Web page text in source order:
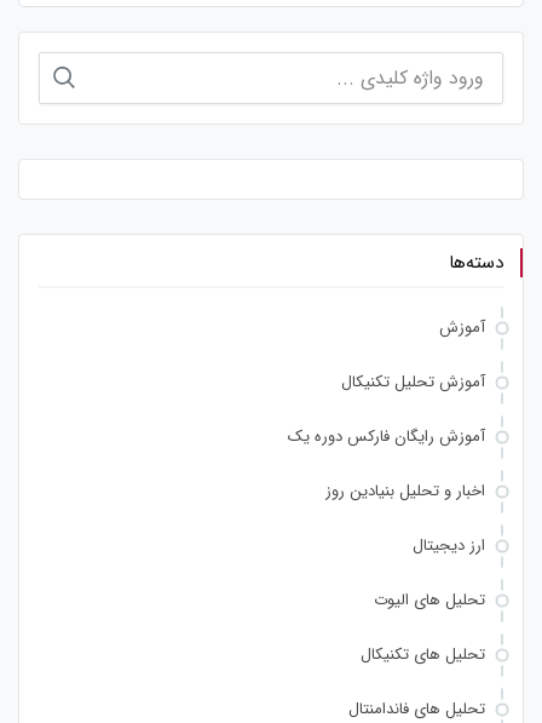
برای:
دسته‌ها
آموزش
آموزش تحلیل تکنیکال
آموزش رایگان فارکس دوره یک
اخبار و تحلیل بنیادین روز
ارز دیجیتال
تحلیل های الیوت
تحلیل های تکنیکال
تحلیل های فاندامنتال